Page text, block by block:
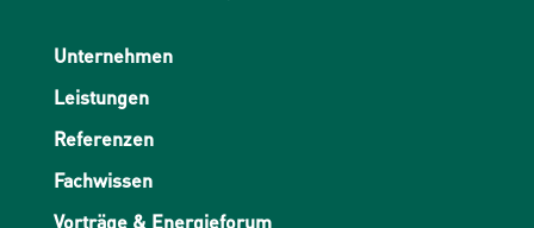
Unternehmen
Leistungen
Referenzen
Fachwissen
Vorträge & Energieforum